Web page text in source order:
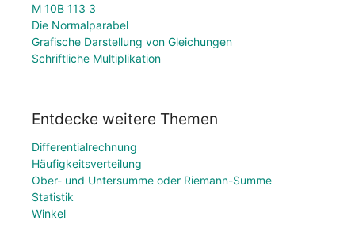
M 10B 113 3
Die Normalparabel
Grafische Darstellung von Gleichungen
Schriftliche Multiplikation
Entdecke weitere Themen
Differentialrechnung
Häufigkeitsverteilung
Ober- und Untersumme oder Riemann-Summe
Statistik
Winkel